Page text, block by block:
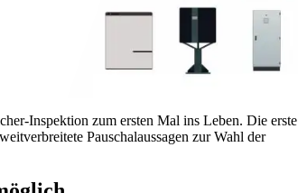
Inspektion zum ersten Mal ins Leben. Die erste
Pauschalaussagen zur Wahl der